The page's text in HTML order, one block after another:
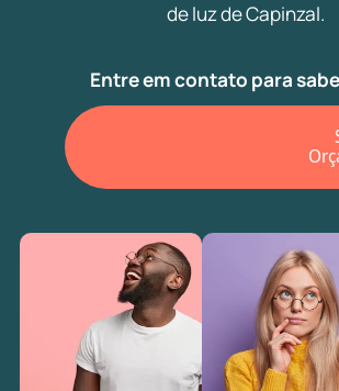
de luz de Capinzal.
Entre em contato para